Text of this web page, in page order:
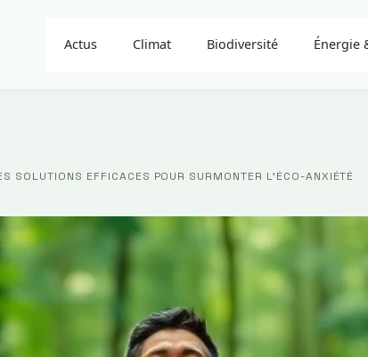
Actus Climat Biodiversité Énergie
SOLUTIONS EFFICACES POUR SURMONTER L’ÉCO-ANXIÉTÉ